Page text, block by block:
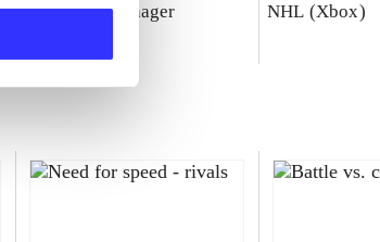
Total club manager NHL (Xbox)